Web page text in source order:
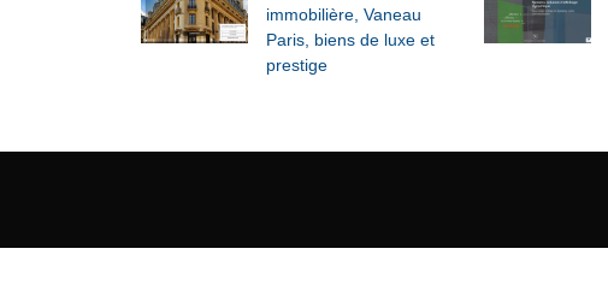
immobilière, Vaneau
Paris, biens de luxe et
prestige